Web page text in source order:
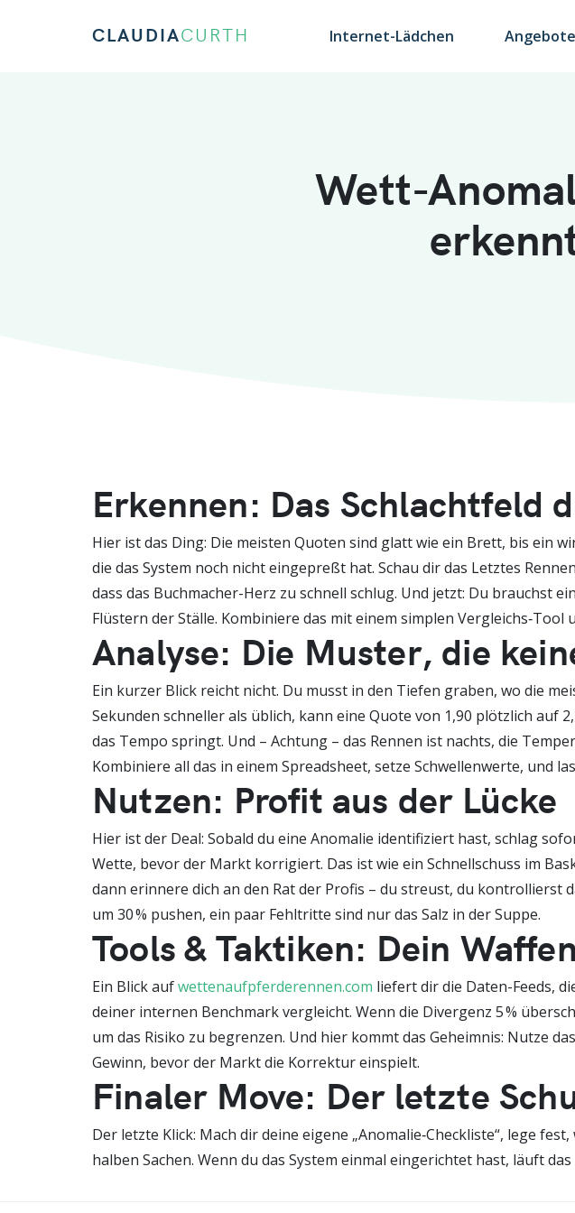
CLAUDIACURTH Internet-Lädchen Angebote
Wett-
Erkennen: Das Schlachtfeld
Hier ist das Ding: Die meisten Quoten sind glatt wie ein Brett, bis ein
die das System noch nicht eingepreßt hat. Schau dir das Letztes
dass das Buchmacher-Herz zu schnell schlug. Und jetzt: Du brauchst
Flüstern der Ställe. Kombiniere das mit einem simplen
Analyse: Die Muster, die
Ein kurzer Blick reicht nicht. Du musst in den Tiefen graben, wo die
Sekunden schneller als üblich, kann eine Quote von 1,90 plötzlich auf
das Tempo springt. Und – Achtung – das Rennen ist nachts, die
Kombiniere all das in einem Spreadsheet, setze Schwellenwerte, und
Nutzen: Profit aus der Lücke
Hier ist der Deal: Sobald du eine Anomalie identifiziert hast, schlag
Wette, bevor der Markt korrigiert. Das ist wie ein Schnellschuss im
dann erinnere dich an den Rat der Profis – du streust, du kontrollierst
um 30 % pushen, ein paar Fehltritte sind nur das Salz in der Suppe.
Tools & Taktiken: Dein
Ein Blick aufwettenaufpferderennen.com liefert dir die Daten-Feeds,
deiner internen Benchmark vergleicht. Wenn die Divergenz 5 %
um das Risiko zu begrenzen. Und hier kommt das Geheimnis: Nutze
Gewinn, bevor der Markt die Korrektur einspielt.
Finaler Move: Der letzte
Der letzte Klick: Mach dir deine eigene „Anomalie‑Checkliste“, lege
halben Sachen. Wenn du das System einmal eingerichtet hast, läuft